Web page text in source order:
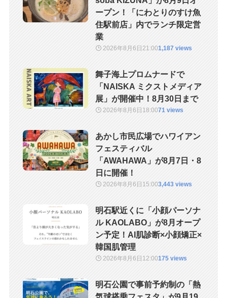
ープン！「にわとりのすけ魚
住駅前店」内でランチ限定営
業
2026年8月6日21:001,187 views
舞子海上プロムナードで
「NAISKA ミクストメディア
展」が開催中！8月30日まで
2026年8月6日 18:0071 views
あかし市民広場でハワイアン
フェスティバル
「AWAHAWA」が8月7日・8
日に開催！
2026年8月6日 15:003,443 views
明石駅近くに「小顔パーソナ
ル KAOLABO」が8月オープ
ン予定！AI肌診断×小顔矯正×
韓国肌管理
2026年8月6日 12:00175 views
明石公園で事前予約制の「熱